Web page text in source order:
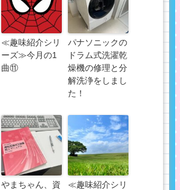
≪趣味紹介シリ
ーズ≫今月の1
曲⑪
パナソニックの
ドラム式洗濯乾
燥機の修理と分
解洗浄をしまし
た！
やまちゃん、資
≪趣味紹介シリ